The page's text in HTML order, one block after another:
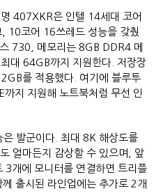
407XKR은 인텔 14세대 코어
10코어 16쓰레드 성능을 갖췄
730, 메모리는 8GB DDR4 메
대 64GB까지 지원한다. 저장장
를 적용했다. 여기에 블루투
지 지원해 노트북처럼 무선 인
은 발군이다. 최대 8K 해상도를
얼마든지 감상할 수 있으며, 앞
3개에 모니터를 연결하면 트리플
출시된 라인업에는 추가로 2개